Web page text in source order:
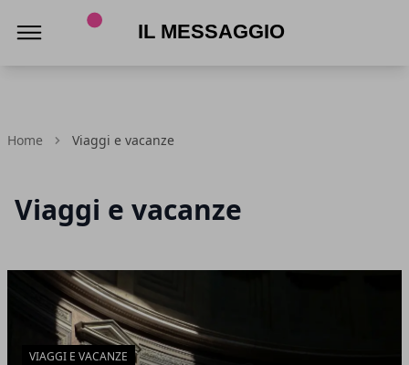
Home Viaggi e vacanze
Viaggi e vacanze
Articoli in Evidenza
VIAGGI E VACANZE